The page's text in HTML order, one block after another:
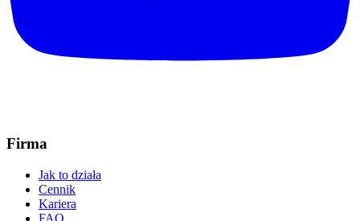
Firma
Jak to działa
Cennik
Kariera
FAQ